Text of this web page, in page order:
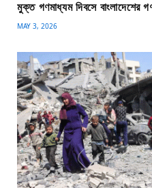
মুক্ত গণমাধ্যম দিবসে বাংলাদেশের
MAY 3, 2026